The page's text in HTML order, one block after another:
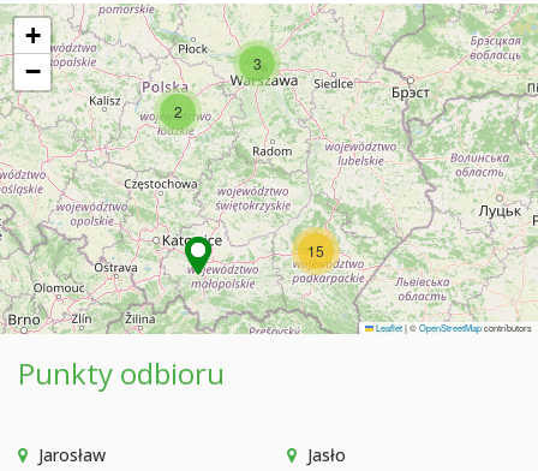
3
2
15
+
−
Leaflet|©OpenStreetMapcontributors
Punkty odbioru
Jarosław
Jasło